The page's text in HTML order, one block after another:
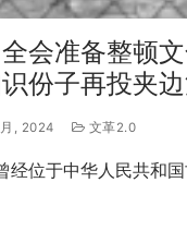
会准备整顿
份子再投夹
, 2024 文革2.0
经位于中华人民共和